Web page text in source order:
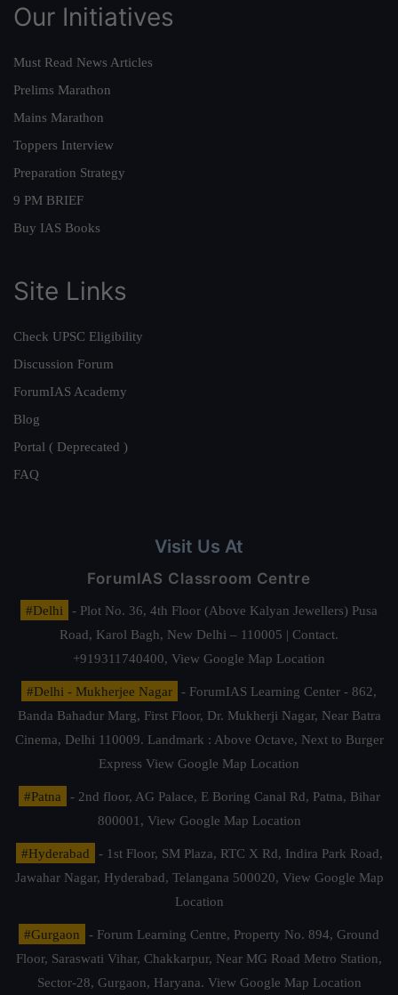
Our Initiatives
Must Read News Articles
Prelims Marathon
Mains Marathon
Toppers Interview
Preparation Strategy
9 PM BRIEF
Buy IAS Books
Site Links
Check UPSC Eligibility
Discussion Forum
ForumIAS Academy
Blog
Portal ( Deprecated )
FAQ
Visit Us At
ForumIAS Classroom Centre
#Delhi
- Plot No. 36, 4th Floor (Above Kalyan Jewellers) Pusa
Road, Karol Bagh, New Delhi – 110005 | Contact.
+919311740400, View Google Map Location
#Delhi - Mukherjee Nagar
- ForumIAS Learning Center - 862,
Banda Bahadur Marg, First Floor, Dr. Mukherji Nagar, Near Batra
Cinema, Delhi 110009. Landmark : Above Octave, Next to Burger
Express View Google Map Location
#Patna
- 2nd floor, AG Palace, E Boring Canal Rd, Patna, Bihar
800001, View Google Map Location
#Hyderabad
- 1st Floor, SM Plaza, RTC X Rd, Indira Park Road,
Jawahar Nagar, Hyderabad, Telangana 500020, View Google Map
Location
#Gurgaon
- Forum Learning Centre, Property No. 894, Ground
Floor, Saraswati Vihar, Chakkarpur, Near MG Road Metro Station,
Sector-28, Gurgaon, Haryana. View Google Map Location